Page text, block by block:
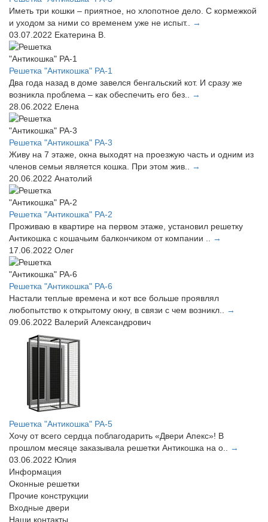
Иметь три кошки – приятное, но хлопотное дело. С кормежкой
и уходом за ними со временем уже не испыт..
→
03.07.2022 Екатерина В.
Решетка "Антикошка" РА-1
Два года назад в доме завелся бенгальский кот. И сразу же
возникла проблема – как обеспечить его без..
→
28.06.2022 Елена
Решетка "Антикошка" РА-3
Живу на 7 этаже, окна выходят на проезжую часть и одним из
членов семьи является кошка. При этом жив..
→
20.06.2022 Анатолий
Решетка "Антикошка" РА-2
Проживаю в квартире на первом этаже, установил решетку
Антикошка с кошачьим балкончиком от компании ..
→
17.06.2022 Олег
Решетка "Антикошка" РА-6
Настали теплые времена и кот все больше проявлял
любопытство к открытому окну, в связи с чем возникл..
→
09.06.2022 Валерий Александрович
Решетка "Антикошка" РА-5
Хочу от всего сердца поблагодарить «Двери Апекс»! В
прошлом месяце заказывала решетки Антикошка на о..
→
03.06.2022 Юлия
Информация
Оконные решетки
Прочие конструкции
Входные двери
Наши контакты